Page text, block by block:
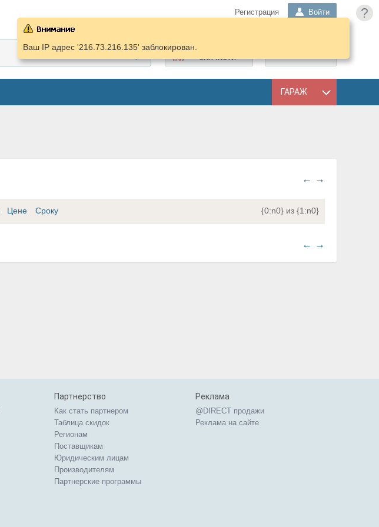
?
Регистрация Войти
ЗАПЧАСТИ
ГАРАЖ
Ваш IP адрес '216.73.216.135' заблокирован.
← →
{0:n0} из {1:n0}
Цене Сроку
← →
Партнерство
Как стать партнером
Таблица скидок
Регионам
Поставщикам
Юридическим лицам
Производителям
Партнерские программы
Реклама
@DIRECT продажи
Реклама на сайте